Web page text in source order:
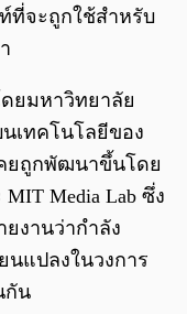
ที่จะถูกใช้สำหรับ
ยมหาวิทยาลัย
นเทคโนโลยีของ
ยถูกพัฒนาขึ้นโดย
MIT Media Lab ซึ่ง
งานว่ากำลัง
นแปลงในวงการ
กัน